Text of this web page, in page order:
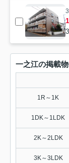
一之江の掲載
1R～1K
1DK～1LDK
2K～2LDK
3K～3LDK